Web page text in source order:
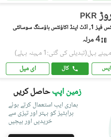
PKR
ہاؤسنگ سوسائٹی
4 مرلہ
(تبدیلی کی گئی:1 مہینہ پہلے)
کال ای میل
زمین اپپحاصل کریں
ہماری ایپ استعمال کرتے ہوئے
پراپٹیز کو بہتر اور تیزی سے
خریدیں اور بیچیں